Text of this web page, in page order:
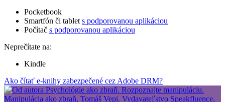
Pocketbook
Smartfón či tablet s podporovanou aplikáciou
Počítač s podporovanou aplikáciou
Neprečítate na:
Kindle
Ako čítať e-knihy zabezpečené cez Adobe DRM?